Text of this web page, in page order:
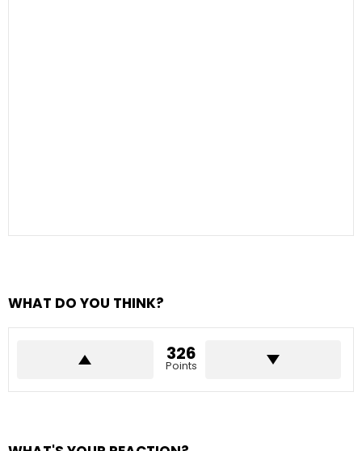
WHAT DO YOU THINK?
326
Points